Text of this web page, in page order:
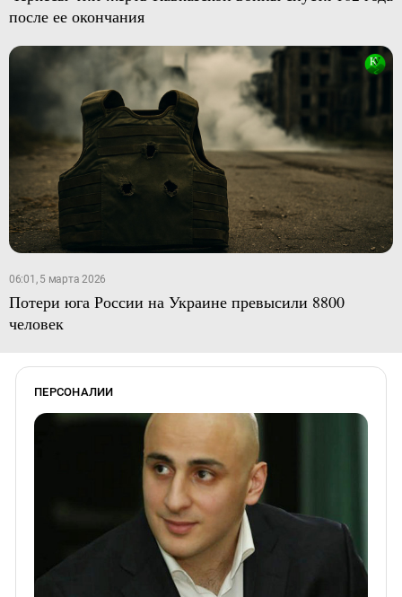
после ее окончания
06:01, 5 марта 2026
Потери юга России на Украине превысили 8800
человек
ПЕРСОНАЛИИ